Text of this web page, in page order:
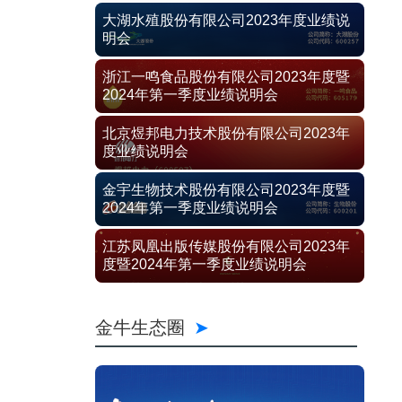
大湖水殖股份有限公司2023年度业绩说
明会
浙江一鸣食品股份有限公司2023年度暨
2024年第一季度业绩说明会
北京煜邦电力技术股份有限公司2023年
度业绩说明会
金宇生物技术股份有限公司2023年度暨
2024年第一季度业绩说明会
江苏凤凰出版传媒股份有限公司2023年
度暨2024年第一季度业绩说明会
金牛生态圈